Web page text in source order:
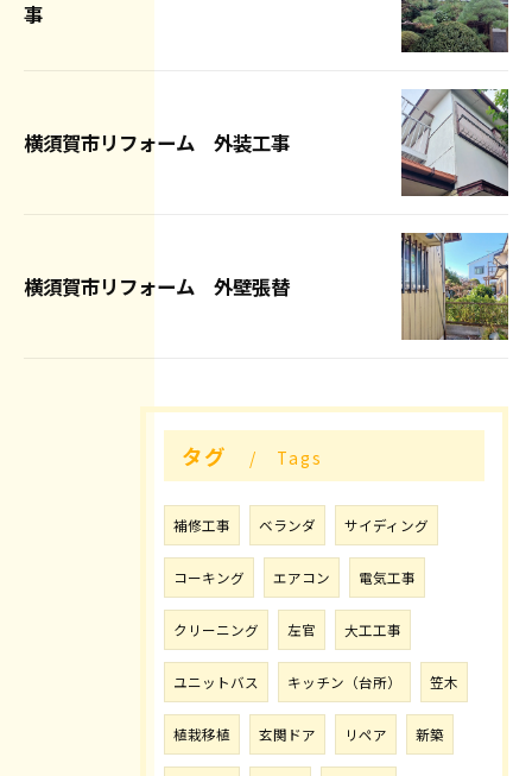
事
横須賀市リフォーム 外装工事
横須賀市リフォーム 外壁張替
タグ Tags
補修工事 ベランダ サイディング
コーキング エアコン 電気工事
クリーニング 左官 大工工事
ユニットバス キッチン（台所） 笠木
植栽移植 玄関ドア リペア 新築